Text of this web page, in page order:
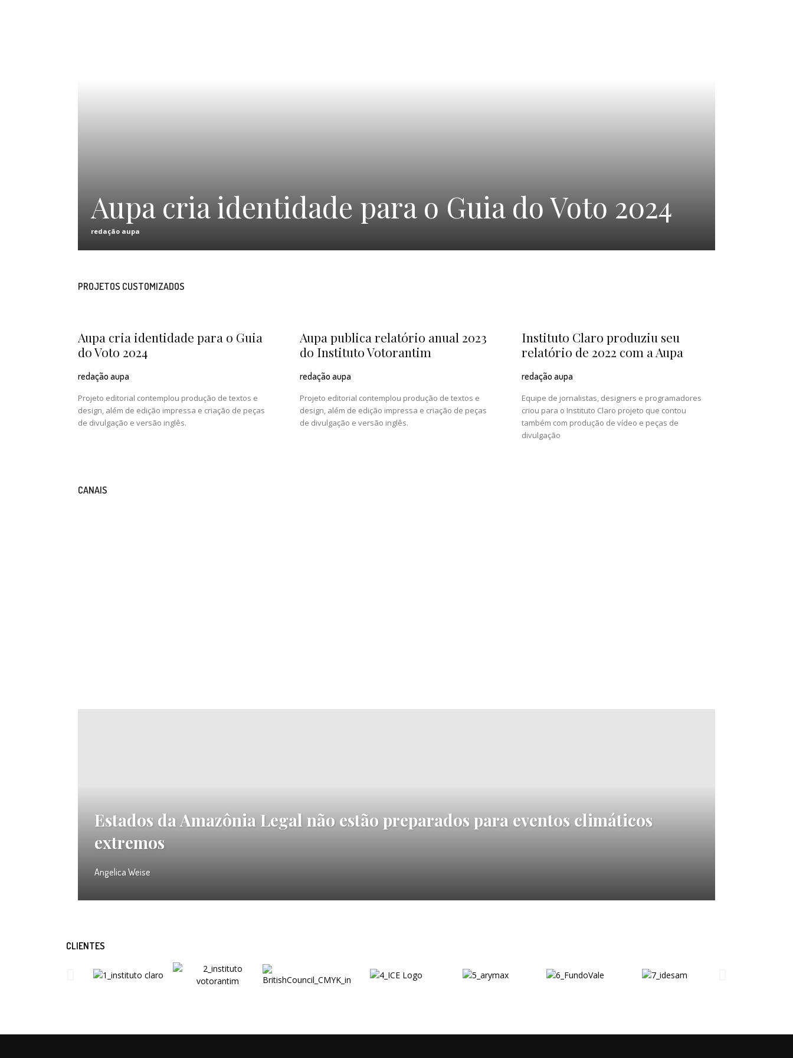
Aupa cria identidade para o Guia do Voto 2024
redação aupa
PROJETOS CUSTOMIZADOS
Aupa cria identidade para o Guia
do Voto 2024
redação aupa
Projeto editorial contemplou produção de textos e
design, além de edição impressa e criação de peças
de divulgação e versão inglês.
Aupa publica relatório anual 2023
do Instituto Votorantim
redação aupa
Projeto editorial contemplou produção de textos e
design, além de edição impressa e criação de peças
de divulgação e versão inglês.
Instituto Claro produziu seu
relatório de 2022 com a Aupa
redação aupa
Equipe de jornalistas, designers e programadores
criou para o Instituto Claro projeto que contou
também com produção de vídeo e peças de
divulgação
CANAIS
Estados da Amazônia Legal não estão preparados para eventos climáticos
extremos
Angelica Weise
CLIENTES